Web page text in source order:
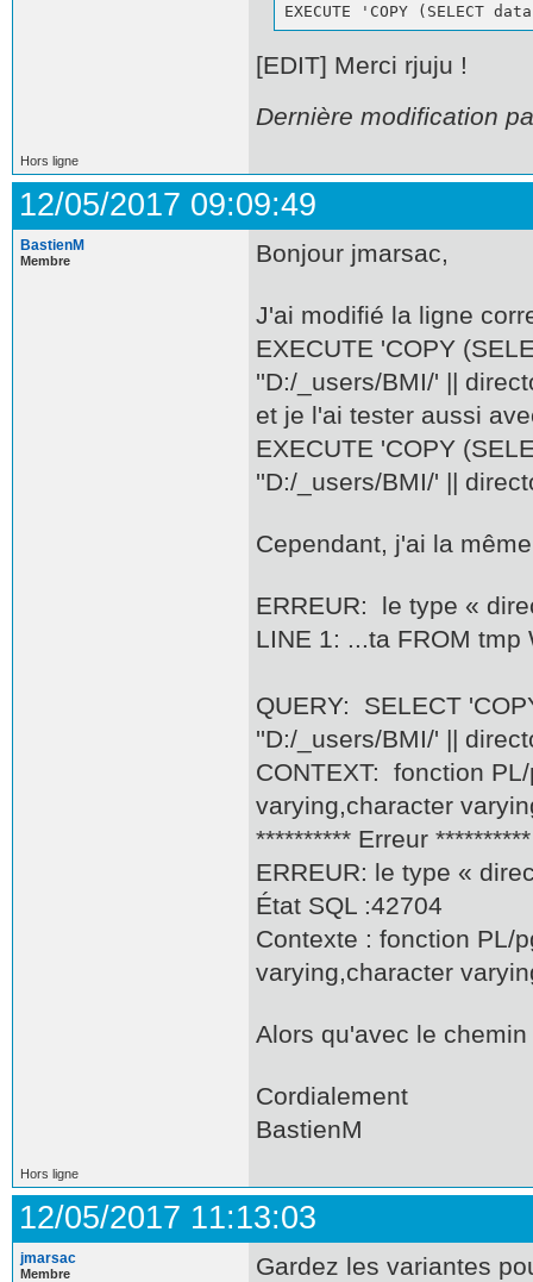
EXECUTE 'COPY
[EDIT] Merci rjuju !
Dernière modification
Hors ligne
12/05/2017 09:09:49
BastienM
Membre Bonjour jmarsac,
J'ai modifié la ligne
EXECUTE 'COPY
''D:/_users/BMI/' ||
et je l'ai tester aussi
EXECUTE 'COPY
''D:/_users/BMI/' ||
Cependant, j'ai la
ERREUR: le type «
LINE 1: ...ta FROM tmp
QUERY: SELECT
''D:/_users/BMI/' ||
CONTEXT: fonction
varying,character
********** Erreur **********
ERREUR: le type «
État SQL :42704
Contexte : fonction PL/
varying,character
Alors qu'avec le
Cordialement
BastienM
Hors ligne
12/05/2017 11:13:03
jmarsac
Membre
Gardez les variantes